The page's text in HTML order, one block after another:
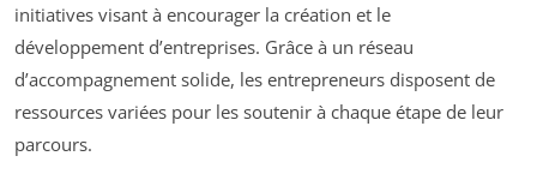
initiatives visant à encourager la création et le
développement d’entreprises. Grâce à un réseau
d’accompagnement solide, les entrepreneurs disposent de
ressources variées pour les soutenir à chaque étape de leur
parcours.